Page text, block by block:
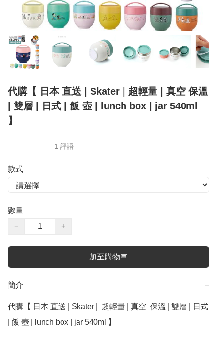
代購【 日本 直送 | Skater | 超輕量 | 真空 保溫
| 雙層 | 日式 | 飯 壺 | lunch box | jar 540ml
】
1 評語
款式
數量
−
+
加至購物車
簡介 −
代購【 日本 直送 | Skater |  超輕量 | 真空  保溫 | 雙層 | 日式
| 飯 壺 | lunch box | jar 540ml 】